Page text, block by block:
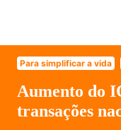
Para simplificar a vida
Aumento do
transações